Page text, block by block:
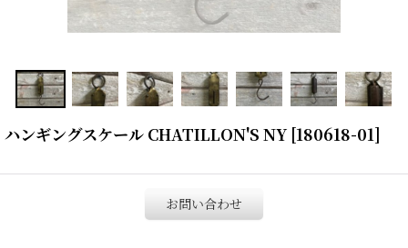
ハンギングスケール CHATILLON'S NY [180618-01]
お問い合わせ